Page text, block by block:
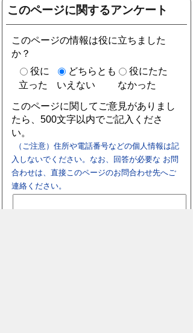
このページに関するアンケート
このページの情報は役に立ちました
か？
役に
立った
どちらとも
いえない
役にたた
なかった
このページに関してご意見がありまし
たら、500文字以内でご記入くださ
い。
（ご注意）住所や電話番号などの個人情報は記
入しないでください。なお、回答が必要な お問
合わせは、直接このページのお問合わせ先へご
連絡ください。